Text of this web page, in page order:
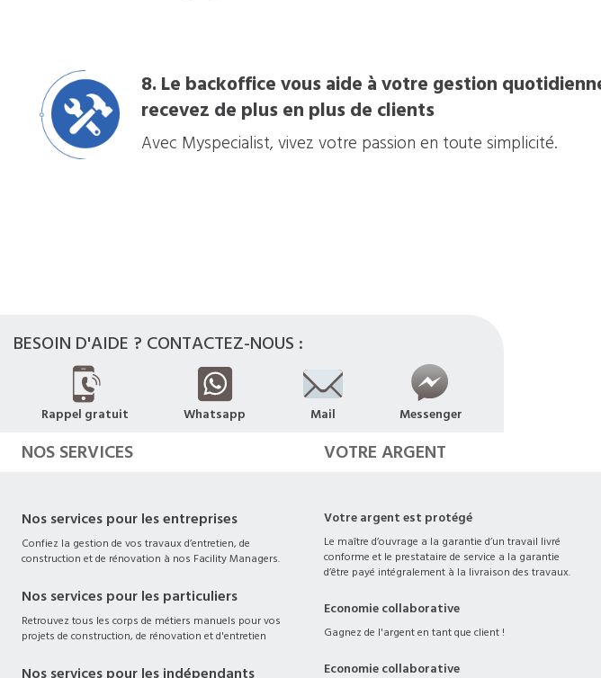
8. Le backoffice vous aide à votre gestion
recevez de plus en plus de clients
Avec Myspecialist, vivez votre passion en toute simplicité.
BESOIN D'AIDE ? CONTACTEZ-NOUS :
Rappel gratuit Whatsapp Mail Messenger
NOS SERVICES
Nos services pour les entreprises
Confiez la gestion de vos travaux d’entretien, de
construction et de rénovation à nos Facility Managers.
Nos services pour les particuliers
Retrouvez tous les corps de métiers manuels pour vos
projets de construction, de rénovation et d'entretien
Nos services pour les indépendants
VOTRE ARGENT
Votre argent est protégé
Le maître d’ouvrage a la garantie d’un travail livré
conforme et le prestataire de service a la garantie
d’être payé intégralement à la livraison des travaux.
Economie collaborative
Gagnez de l'argent en tant que client !
Economie collaborative